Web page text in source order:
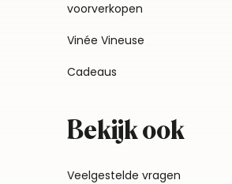
voorverkopen
Vinée Vineuse
Cadeaus
Bekijk ook
Veelgestelde vragen